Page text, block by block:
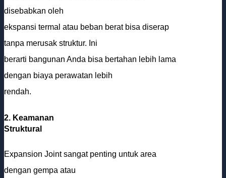
disebabkan oleh
ekspansi termal atau beban berat bisa diserap
tanpa merusak struktur. Ini
berarti bangunan Anda bisa bertahan lebih lama
dengan biaya perawatan lebih
rendah.
2. Keamanan
Struktural
Expansion Joint sangat penting untuk area
dengan gempa atau